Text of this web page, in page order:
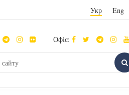
Укр Eng
Офіс: